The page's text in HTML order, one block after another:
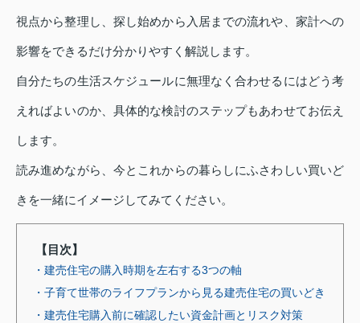
視点から整理し、探し始めから入居までの流れや、家計への
影響をできるだけ分かりやすく解説します。
自分たちの生活スケジュールに無理なく合わせるにはどう考
えればよいのか、具体的な検討のステップもあわせてお伝え
します。
読み進めながら、今とこれからの暮らしにふさわしい買いど
きを一緒にイメージしてみてください。
【目次】
・建売住宅の購入時期を左右する3つの軸
・子育て世帯のライフプランから見る建売住宅の買いどき
・建売住宅購入前に確認したい資金計画とリスク対策